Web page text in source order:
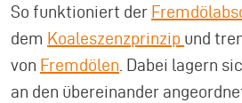
So funktioniert der
dem Koaleszenzprinzip und
von Fremdölen . Dabei lagern
an den übereinander